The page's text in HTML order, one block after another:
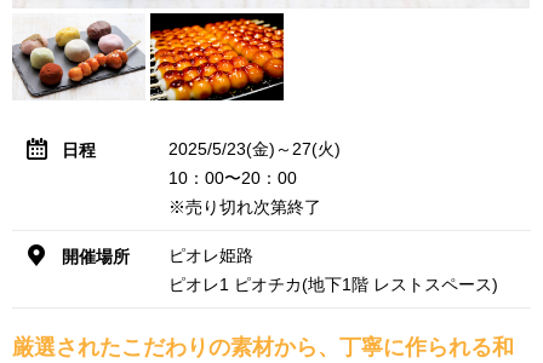
日程
2025/5/23(金)～27(火)
10：00〜20：00
※売り切れ次第終了
開催場所
ピオレ姫路
ピオレ1 ピオチカ(地下1階 レストスペース)
厳選されたこだわりの素材から、丁寧に作られる和